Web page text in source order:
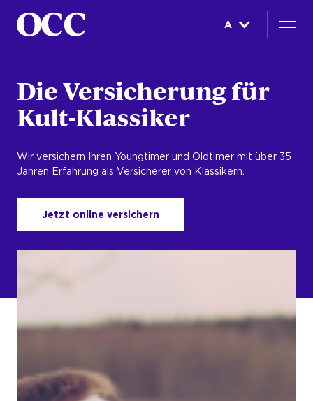
A
Die Versicherung für
Kult-Klassiker
Wir versichern Ihren Youngtimer und Oldtimer mit über 35
Jahren Erfahrung als Versicherer von Klassikern.
Jetzt online versichern
Fahrzeuge aus den 80ern und
90ern vom Spezialisten